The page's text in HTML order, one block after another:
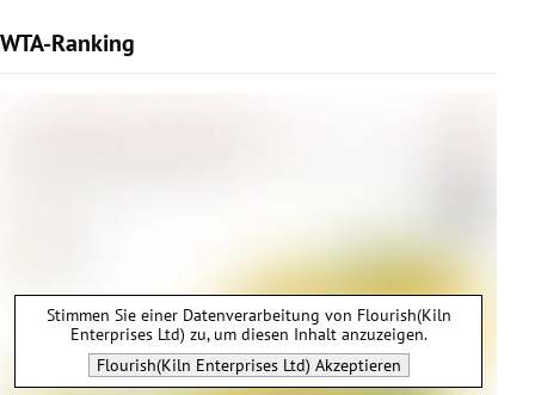
WTA-Ranking
Stimmen Sie einer Datenverarbeitung von Flourish(Kiln
Enterprises Ltd) zu, um diesen Inhalt anzuzeigen.
Flourish(Kiln Enterprises Ltd) Akzeptieren